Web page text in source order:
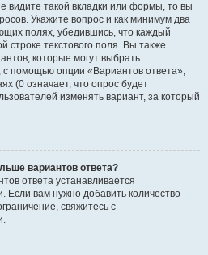
видите такой вкладки или формы, то вы
Укажите вопрос и как минимум два
полях, убедившись, что каждый
строке текстового поля. Вы также
которые могут выбрать
с помощью опции «Вариантов ответа»,
(0 означает, что опрос будет
изменять вариант, за который
вариантов ответа?
ответа устанавливается
вам нужно добавить количество
свяжитесь с